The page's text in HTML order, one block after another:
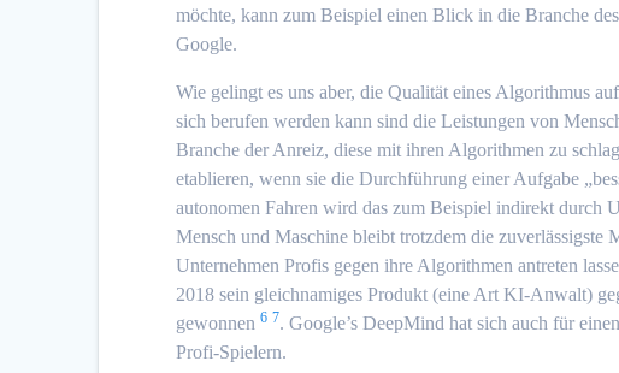
möchte, kann zum Beispiel einen Blick in die Branche
Google.
Wie gelingt es uns aber, die Qualität eines Algorithmus
sich berufen werden kann sind die Leistungen von
Branche der Anreiz, diese mit ihren Algorithmen zu
etablieren, wenn sie die Durchführung einer Aufgabe
autonomen Fahren wird das zum Beispiel indirekt durch
Mensch und Maschine bleibt trotzdem die zuverlässigste
Unternehmen Profis gegen ihre Algorithmen antreten
2018 sein gleichnamiges Produkt (eine Art KI-Anwalt)
gewonnen 6 7. Google’s DeepMind hat sich auch für
Profi-Spielern.